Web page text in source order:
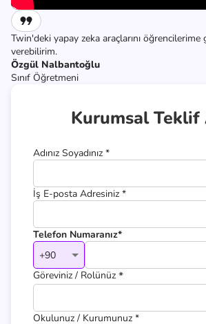
Twin'deki yapay zeka araçlarını öğrencilerime
verebilirim.
Özgül Nalbantoğlu
Sınıf Öğretmeni
Kurumsal Teklif
Adınız Soyadınız *
İş E-posta Adresiniz *
Telefon Numaranız*
+90
Göreviniz / Rolünüz *
Okulunuz / Kurumunuz *